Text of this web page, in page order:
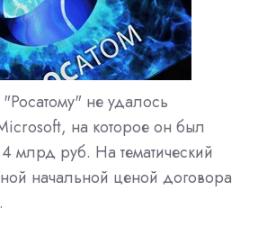
"Росатому" не удалось
на которое он был
млрд руб. На тематический
начальной ценой договора